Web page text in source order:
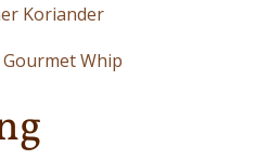
Koriander
Whip